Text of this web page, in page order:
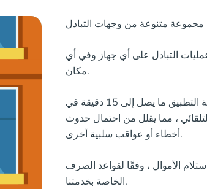
التبادل على أي جهاز وفي أي
مكان.
تستغرق معالجة التطبيق ما يصل إلى 15 دقيقة في
، مما يقلل من احتمال حدوث
أخطاء أو عواقب سلبية أخرى.
الأموال ، وفقًا لقواعد الصرف
الخاصة بخدمتنا.